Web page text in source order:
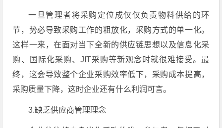
一旦管理者将采购定位成仅仅负责物料供给的环
节，势必导致采购工作的粗放化，采购方式的单一化。
这样一来，在面对当下全新的供应链思想以及信息化采
购、国际化采购、JIT采购等新观念时就很难接受。最
终，这会导致整个企业采购效率低下，采购成本提高，
采购质量下降，这时企业还有什么利润可言。
3.缺乏供应商管理理念